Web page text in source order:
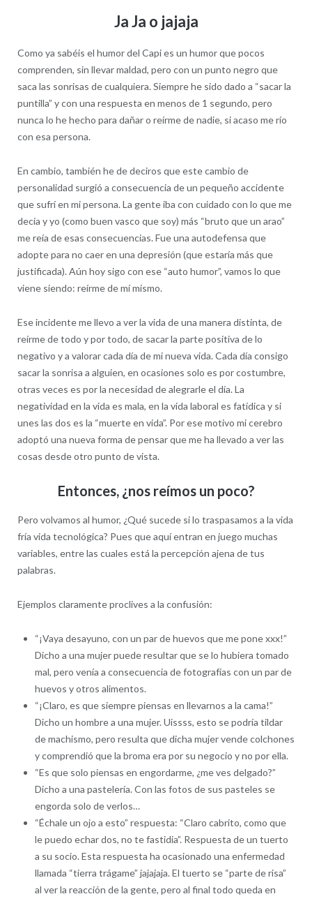
Ja Ja o jajaja
Como ya sabéis el humor del Capi es un humor que pocos
comprenden, sin llevar maldad, pero con un punto negro que
saca las sonrisas de cualquiera. Siempre he sido dado a “sacar la
puntilla” y con una respuesta en menos de 1 segundo, pero
nunca lo he hecho para dañar o reírme de nadie, si acaso me río
con esa persona.
En cambio, también he de deciros que este cambio de
personalidad surgió a consecuencia de un pequeño accidente
que sufrí en mi persona. La gente iba con cuidado con lo que me
decía y yo (como buen vasco que soy) más “bruto que un arao”
me reía de esas consecuencias. Fue una autodefensa que
adopte para no caer en una depresión (que estaría más que
justificada). Aún hoy sigo con ese “auto humor”, vamos lo que
viene siendo: reírme de mí mismo.
Ese incidente me llevo a ver la vida de una manera distinta, de
reírme de todo y por todo, de sacar la parte positiva de lo
negativo y a valorar cada día de mi nueva vida. Cada día consigo
sacar la sonrisa a alguien, en ocasiones solo es por costumbre,
otras veces es por la necesidad de alegrarle el día. La
negatividad en la vida es mala, en la vida laboral es fatídica y si
unes las dos es la “muerte en vida”. Por ese motivo mi cerebro
adoptó una nueva forma de pensar que me ha llevado a ver las
cosas desde otro punto de vista.
Entonces, ¿nos reímos un poco?
Pero volvamos al humor, ¿Qué sucede si lo traspasamos a la vida
fría vida tecnológica? Pues que aquí entran en juego muchas
variables, entre las cuales está la percepción ajena de tus
palabras.
Ejemplos claramente proclives a la confusión:
“¡Vaya desayuno, con un par de huevos que me pone xxx!”
Dicho a una mujer puede resultar que se lo hubiera tomado
mal, pero venía a consecuencia de fotografías con un par de
huevos y otros alimentos.
“¡Claro, es que siempre piensas en llevarnos a la cama!”
Dicho un hombre a una mujer. Uissss, esto se podría tildar
de machismo, pero resulta que dicha mujer vende colchones
y comprendió que la broma era por su negocio y no por ella.
“Es que solo piensas en engordarme, ¿me ves delgado?”
Dicho a una pastelería. Con las fotos de sus pasteles se
engorda solo de verlos…
“Échale un ojo a esto” respuesta: “Claro cabrito, como que
le puedo echar dos, no te fastidia”. Respuesta de un tuerto
a su socio. Esta respuesta ha ocasionado una enfermedad
llamada “tierra trágame” jajajaja. El tuerto se “parte de risa”
al ver la reacción de la gente, pero al final todo queda en